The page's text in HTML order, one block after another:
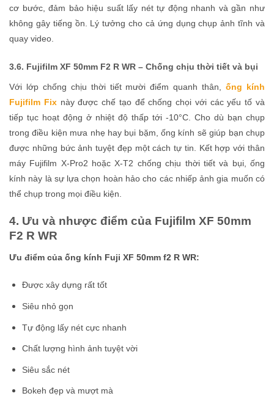
cơ bước, đảm bảo hiệu suất lấy nét tự động nhanh và gần như
không gây tiếng ồn. Lý tưởng cho cả ứng dụng chụp ảnh tĩnh và
quay video.
3.6. Fujifilm XF 50mm F2 R WR – Chống chịu thời tiết và bụi
Với lớp chống chịu thời tiết mười điểm quanh thân,ống kính
Fujifilm Fixnày được chế tạo để chống chọi với các yếu tố và
tiếp tục hoạt động ở nhiệt độ thấp tới -10°C. Cho dù bạn chụp
trong điều kiện mưa nhẹ hay bụi bặm, ống kính sẽ giúp bạn chụp
được những bức ảnh tuyệt đẹp một cách tự tin. Kết hợp với thân
máy Fujifilm X-Pro2 hoặc X-T2 chống chịu thời tiết và bụi, ống
kính này là sự lựa chọn hoàn hảo cho các nhiếp ảnh gia muốn có
thể chụp trong mọi điều kiện.
4. Ưu và nhược điểm của Fujifilm XF 50mm
F2 R WR
Ưu điểm của ống kính Fuji XF 50mm f2 R WR:
Được xây dựng rất tốt
Siêu nhỏ gọn
Tự động lấy nét cực nhanh
Chất lượng hình ảnh tuyệt vời
Siêu sắc nét
Bokeh đẹp và mượt mà